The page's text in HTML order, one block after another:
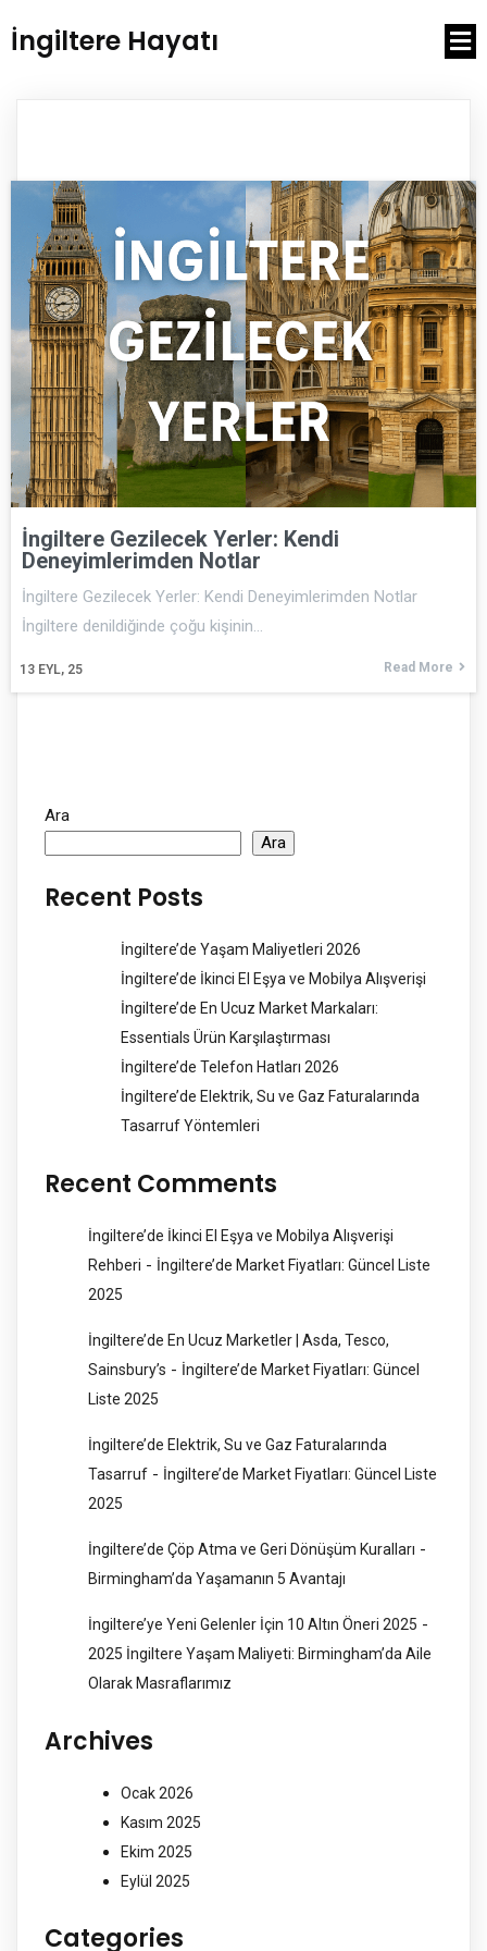
İngiltere Hayatı
İngiltere Gezilecek Yerler: Kendi
Deneyimlerimden Notlar
13 EYL, 25
İngiltere Gezilecek Yerler: Kendi Deneyimlerimden Notlar
İngiltere denildiğinde çoğu kişinin…
Read More
Ara
Ara
Recent Posts
İngiltere’de Yaşam Maliyetleri 2026
İngiltere’de İkinci El Eşya ve Mobilya Alışverişi
İngiltere’de En Ucuz Market Markaları:
Essentials Ürün Karşılaştırması
İngiltere’de Telefon Hatları 2026
İngiltere’de Elektrik, Su ve Gaz Faturalarında
Tasarruf Yöntemleri
Recent Comments
İngiltere’de İkinci El Eşya ve Mobilya Alışverişi
Rehberi - İngiltere’de Market Fiyatları: Güncel Liste
2025
İngiltere’de En Ucuz Marketler | Asda, Tesco,
Sainsbury’s - İngiltere’de Market Fiyatları: Güncel
Liste 2025
İngiltere’de Elektrik, Su ve Gaz Faturalarında
Tasarruf - İngiltere’de Market Fiyatları: Güncel Liste
2025
İngiltere’de Çöp Atma ve Geri Dönüşüm Kuralları -
Birmingham’da Yaşamanın 5 Avantajı
İngiltere’ye Yeni Gelenler İçin 10 Altın Öneri 2025 -
2025 İngiltere Yaşam Maliyeti: Birmingham’da Aile
Olarak Masraflarımız
Archives
Ocak 2026
Kasım 2025
Ekim 2025
Eylül 2025
Categories